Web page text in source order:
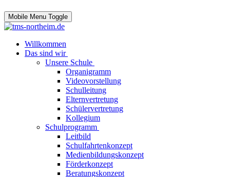
Mobile Menu Toggle
Willkommen
Das sind wir
Unsere Schule
Organigramm
Videovorstellung
Schulleitung
Elternvertretung
Schülervertretung
Kollegium
Schulprogramm
Leitbild
Schulfahrtenkonzept
Medienbildungskonzept
Förderkonzept
Beratungskonzept